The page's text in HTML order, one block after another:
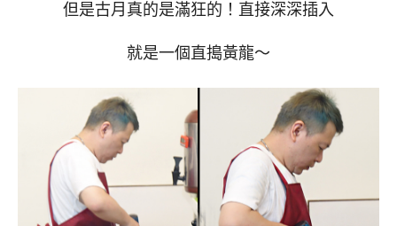
但是古月真的是滿狂的！直接深深插入
就是一個直搗黃龍～